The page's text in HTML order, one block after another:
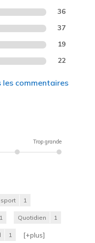
36
37
19
22
les commentaires
Trop grande
sport 1
1 Quotidien 1
1 [+plus]